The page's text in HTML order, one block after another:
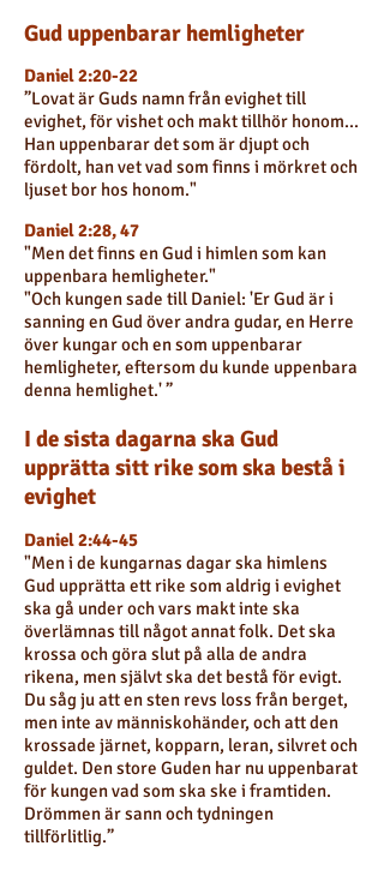
Gud uppenbarar hemligheter
Daniel 2:20-22
”Lovat är Guds namn från evighet till
evighet, för vishet och makt tillhör honom...
Han uppenbarar det som är djupt och
fördolt, han vet vad som finns i mörkret och
ljuset bor hos honom."
Daniel 2:28, 47
"Men det finns en Gud i himlen som kan
uppenbara hemligheter."
"Och kungen sade till Daniel: 'Er Gud är i
sanning en Gud över andra gudar, en Herre
över kungar och en som uppenbarar
hemligheter, eftersom du kunde uppenbara
denna hemlighet.' ”
I de sista dagarna ska Gud
upprätta sitt rike som ska bestå i
evighet
Daniel 2:44-45
"Men i de kungarnas dagar ska himlens
Gud upprätta ett rike som aldrig i evighet
ska gå under och vars makt inte ska
överlämnas till något annat folk. Det ska
krossa och göra slut på alla de andra
rikena, men självt ska det bestå för evigt.
Du såg ju att en sten revs loss från berget,
men inte av människohänder, och att den
krossade järnet, kopparn, leran, silvret och
guldet. Den store Guden har nu uppenbarat
för kungen vad som ska ske i framtiden.
Drömmen är sann och tydningen
tillförlitlig.”